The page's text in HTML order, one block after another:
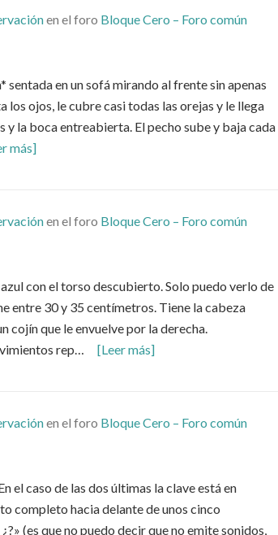
en el foro Bloque Cero – Foro común
sentada en un sofá mirando al frente sin apenas
los ojos, le cubre casi todas las orejas y le llega
la boca entreabierta. El pecho sube y baja cada
más]
en el foro Bloque Cero – Foro común
con el torso descubierto. Solo puedo verlo de
entre 30 y 35 centímetros. Tiene la cabeza
cojín que le envuelve por la derecha.
rep…
[Leer más]
en el foro Bloque Cero – Foro común
el caso de las dos últimas la clave está en
completo hacia delante de unos cinco
(es que no puedo decir que no emite sonidos,